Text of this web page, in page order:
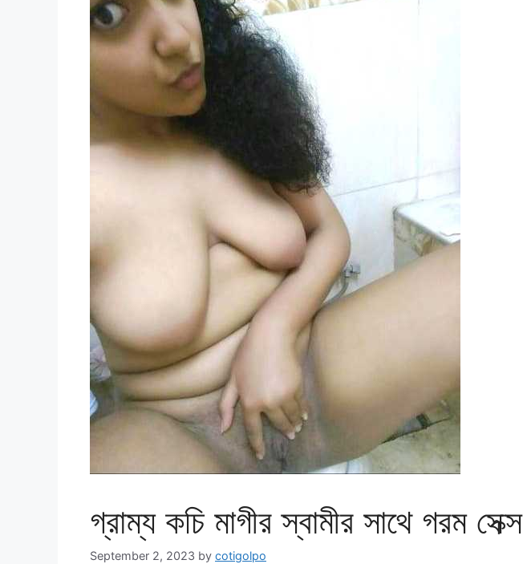
গ্রাম্য কচি মাগীর স্বামীর সাথে গরম সেক্স
September 2, 2023 by cotigolpo